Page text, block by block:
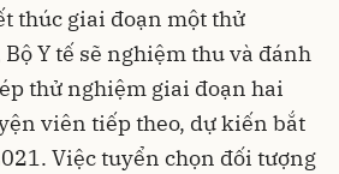
thúc giai đoạn một thử
Y tế sẽ nghiệm thu và đánh
thử nghiệm giai đoạn hai
viên tiếp theo, dự kiến bắt
Việc tuyển chọn đối tượng